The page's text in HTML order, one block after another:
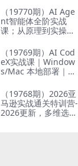
也能掌握爆款内容创
作与变现全流程
（19770期）AI Age
nt智能体全阶实战
课；从原理到实操全
基础也能搭建自动运
行的智能体
（19769期）AI Cod
eX实战课｜Window
s/Mac 本地部署｜AP
制｜漫剧剪辑｜网站
VR 项目｜AI项目落地
全教程
（19768期）2026亚
马逊实战通关特训营-
2026更新，多维选品